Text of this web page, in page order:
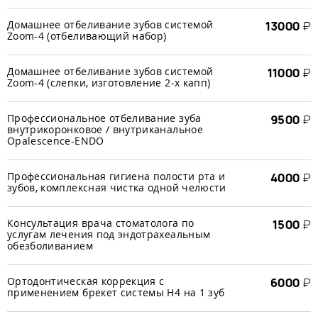
Домашнее отбеливание зубов системой
Zoom-4 (отбеливающий набор)
13000 ₽
Домашнее отбеливание зубов системой
Zoom-4 (слепки, изготовление 2-х капп)
11000 ₽
Профессиональное отбеливание зуба
внутрикоронковое / внутриканальное
Opalescence-ENDO
9500 ₽
Профессиональная гигиена полости рта и
зубов, комплексная чистка одной челюсти
4000 ₽
Консультация врача стоматолога по
услугам лечения под эндотрахеальным
обезболиванием
1500 ₽
Ортодонтическая коррекция с
применением брекет системы H4 на 1 зуб
6000 ₽